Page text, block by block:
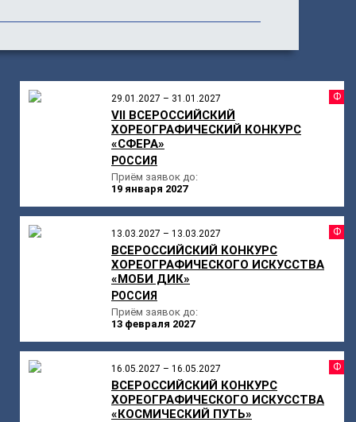
29.01.2027 – 31.01.2027
VII ВСЕРОССИЙСКИЙ
ХОРЕОГРАФИЧЕСКИЙ КОНКУРС
«СФЕРА»
РОССИЯ
Приём заявок до:
19 января 2027
13.03.2027 – 13.03.2027
ВСЕРОССИЙСКИЙ КОНКУРС
ХОРЕОГРАФИЧЕСКОГО ИСКУССТВА
«МОБИ ДИК»
РОССИЯ
Приём заявок до:
13 февраля 2027
16.05.2027 – 16.05.2027
ВСЕРОССИЙСКИЙ КОНКУРС
ХОРЕОГРАФИЧЕСКОГО ИСКУССТВА
«КОСМИЧЕСКИЙ ПУТЬ»